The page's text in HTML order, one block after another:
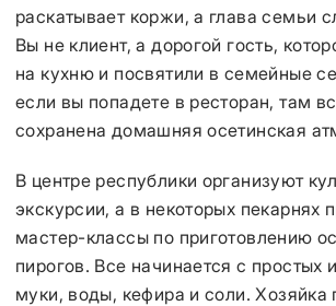
раскатывает коржи, а глава семьи
Вы не клиент, а дорогой гость,
на кухню и посвятили в семейные
если вы попадете в ресторан, там
сохранена домашняя осетинская
В центре республики организуют
экскурсии, а в некоторых пекарнях
мастер-классы по приготовлению
пирогов. Все начинается с простых
муки, воды, кефира и соли. Хозяйка